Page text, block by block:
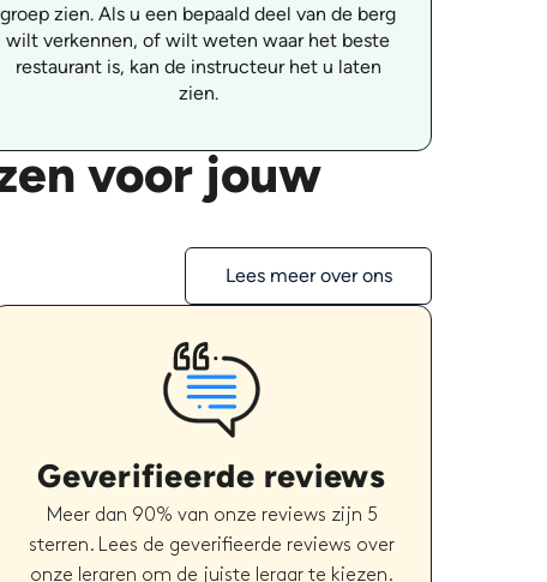
groep zien. Als u een bepaald deel van de berg
wilt verkennen, of wilt weten waar het beste
restaurant is, kan de instructeur het u laten
zien.
voor jouw
Lees meer over ons
Geverifieerde reviews
Meer dan 90% van onze reviews zijn 5
sterren. Lees de geverifieerde reviews over
onze leraren om de juiste leraar te kiezen.